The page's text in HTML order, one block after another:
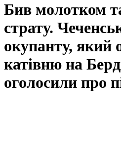
Бив молотком
страту.
окупанту, який
катівню на
оголосили про